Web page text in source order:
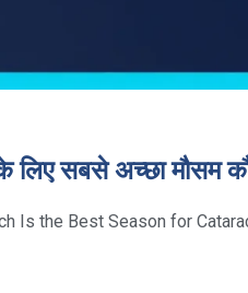
के लिए सबसे अच्छा मौसम
Is the Best Season for